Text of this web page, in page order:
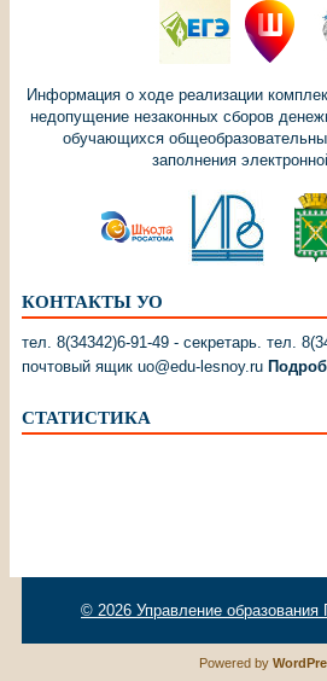
Информация о ходе реализации
недопущение незаконных сборов
обучающихся
заполнения
КОНТАКТЫ УО
тел. 8(34342)6-91-49 - секретарь. тел.
почтовый ящик uo@edu-lesnoy.ru
СТАТИСТИКА
© 2026 Управление
Powered by